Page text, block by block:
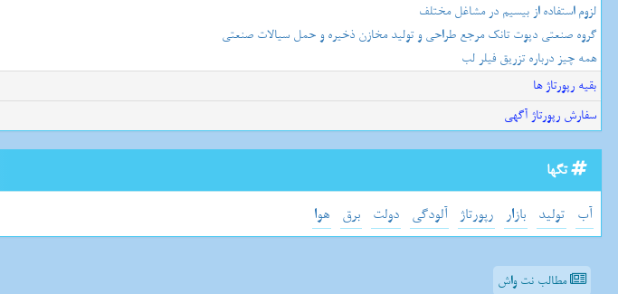
لزوم استفاده از بیسیم در مشاغل مختلف
گروه صنعتی دپوت تانک مرجع طراحی و تولید مخازن ذخیره و حمل سیالات صنعتی
همه چیز درباره تزریق فیلر لب
بقیه رپورتاژ ها
سفارش رپورتاژ آگهی
تگها
آب تولید بازار رپورتاژ آلودگی دولت برق هوا
مطالب نت واش